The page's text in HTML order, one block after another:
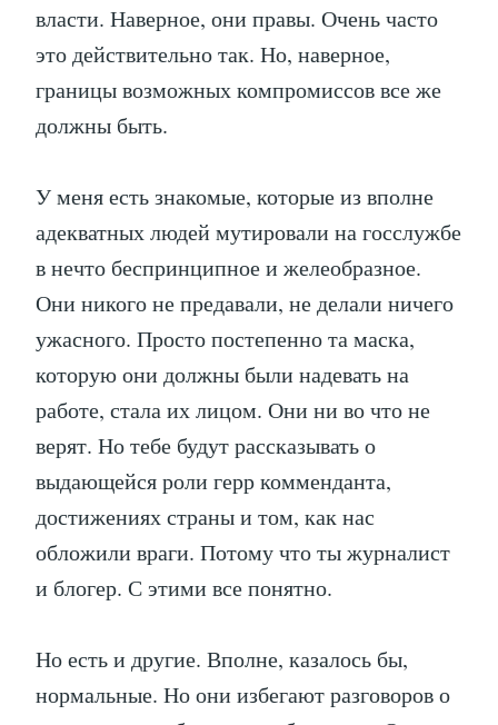
власти. Наверное, они правы. Очень часто
это действительно так. Но, наверное,
границы возможных компромиссов все же
должны быть.
У меня есть знакомые, которые из вполне
адекватных людей мутировали на госслужбе
в нечто беспринципное и желеобразное.
Они никого не предавали, не делали ничего
ужасного. Просто постепенно та маска,
которую они должны были надевать на
работе, стала их лицом. Они ни во что не
верят. Но тебе будут рассказывать о
выдающейся роли герр комменданта,
достижениях страны и том, как нас
обложили враги. Потому что ты журналист
и блогер. С этими все понятно.
Но есть и другие. Вполне, казалось бы,
нормальные. Но они избегают разговоров о